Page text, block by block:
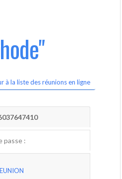
à la liste des réunions en ligne
passe :